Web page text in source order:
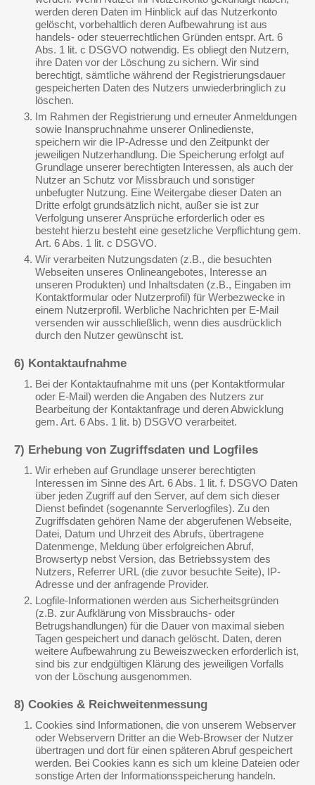
werden deren Daten im Hinblick auf das Nutzerkonto
gelöscht, vorbehaltlich deren Aufbewahrung ist aus
handels- oder steuerrechtlichen Gründen entspr. Art. 6
Abs. 1 lit. c DSGVO notwendig. Es obliegt den Nutzern,
ihre Daten vor der Löschung zu sichern. Wir sind
berechtigt, sämtliche während der Registrierungsdauer
gespeicherten Daten des Nutzers unwiederbringlich zu
löschen.
Im Rahmen der Registrierung und erneuter Anmeldungen
sowie Inanspruchnahme unserer Onlinedienste,
speichern wir die IP-Adresse und den Zeitpunkt der
jeweiligen Nutzerhandlung. Die Speicherung erfolgt auf
Grundlage unserer berechtigten Interessen, als auch der
Nutzer an Schutz vor Missbrauch und sonstiger
unbefugter Nutzung. Eine Weitergabe dieser Daten an
Dritte erfolgt grundsätzlich nicht, außer sie ist zur
Verfolgung unserer Ansprüche erforderlich oder es
besteht hierzu besteht eine gesetzliche Verpflichtung gem.
Art. 6 Abs. 1 lit. c DSGVO.
Wir verarbeiten Nutzungsdaten (z.B., die besuchten
Webseiten unseres Onlineangebotes, Interesse an
unseren Produkten) und Inhaltsdaten (z.B., Eingaben im
Kontaktformular oder Nutzerprofil) für Werbezwecke in
einem Nutzerprofil. Werbliche Nachrichten per E-Mail
versenden wir ausschließlich, wenn dies ausdrücklich
durch den Nutzer gewünscht ist.
6) Kontaktaufnahme
Bei der Kontaktaufnahme mit uns (per Kontaktformular
oder E-Mail) werden die Angaben des Nutzers zur
Bearbeitung der Kontaktanfrage und deren Abwicklung
gem. Art. 6 Abs. 1 lit. b) DSGVO verarbeitet.
7) Erhebung von Zugriffsdaten und Logfiles
Wir erheben auf Grundlage unserer berechtigten
Interessen im Sinne des Art. 6 Abs. 1 lit. f. DSGVO Daten
über jeden Zugriff auf den Server, auf dem sich dieser
Dienst befindet (sogenannte Serverlogfiles). Zu den
Zugriffsdaten gehören Name der abgerufenen Webseite,
Datei, Datum und Uhrzeit des Abrufs, übertragene
Datenmenge, Meldung über erfolgreichen Abruf,
Browsertyp nebst Version, das Betriebssystem des
Nutzers, Referrer URL (die zuvor besuchte Seite), IP-
Adresse und der anfragende Provider.
Logfile-Informationen werden aus Sicherheitsgründen
(z.B. zur Aufklärung von Missbrauchs- oder
Betrugshandlungen) für die Dauer von maximal sieben
Tagen gespeichert und danach gelöscht. Daten, deren
weitere Aufbewahrung zu Beweiszwecken erforderlich ist,
sind bis zur endgültigen Klärung des jeweiligen Vorfalls
von der Löschung ausgenommen.
8) Cookies & Reichweitenmessung
Cookies sind Informationen, die von unserem Webserver
oder Webservern Dritter an die Web-Browser der Nutzer
übertragen und dort für einen späteren Abruf gespeichert
werden. Bei Cookies kann es sich um kleine Dateien oder
sonstige Arten der Informationsspeicherung handeln.